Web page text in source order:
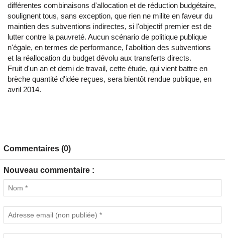
différentes combinaisons d'allocation et de réduction budgétaire,
soulignent tous, sans exception, que rien ne milite en faveur du
maintien des subventions indirectes, si l'objectif premier est de
lutter contre la pauvreté. Aucun scénario de politique publique
n'égale, en termes de performance, l'abolition des subventions
et la réallocation du budget dévolu aux transferts directs.
Fruit d'un an et demi de travail, cette étude, qui vient battre en
brèche quantité d'idée reçues, sera bientôt rendue publique, en
avril 2014.
Commentaires (0)
Nouveau commentaire :